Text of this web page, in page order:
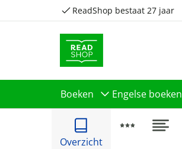
ReadShop bestaat 27 jaar
Boeken Engelse boeken
Overzicht